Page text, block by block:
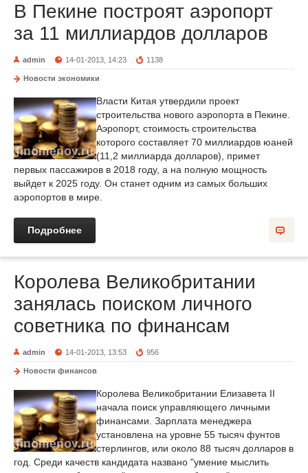
В Пекине построят аэропорт
за 11 миллиардов долларов
admin 14-01-2013, 14:23 1138
Новости экономики
Власти Китая утвердили проект
строительства нового аэропорта в Пекине.
Аэропорт, стоимость строительства
которого составляет 70 миллиардов юаней
(11,2 миллиарда долларов), примет
первых пассажиров в 2018 году, а на полную мощность
выйдет к 2025 году. Он станет одним из самых больших
аэропортов в мире.
Подробнее
Королева Великобритании
занялась поиском личного
советника по финансам
admin 14-01-2013, 13:53 956
Новости финансов
Королева Великобритании Елизавета II
начала поиск управляющего личными
финансами. Зарплата менеджера
установлена на уровне 55 тысяч фунтов
стерлингов, или около 88 тысяч долларов в
год. Среди качеств кандидата названо "умение мыслить